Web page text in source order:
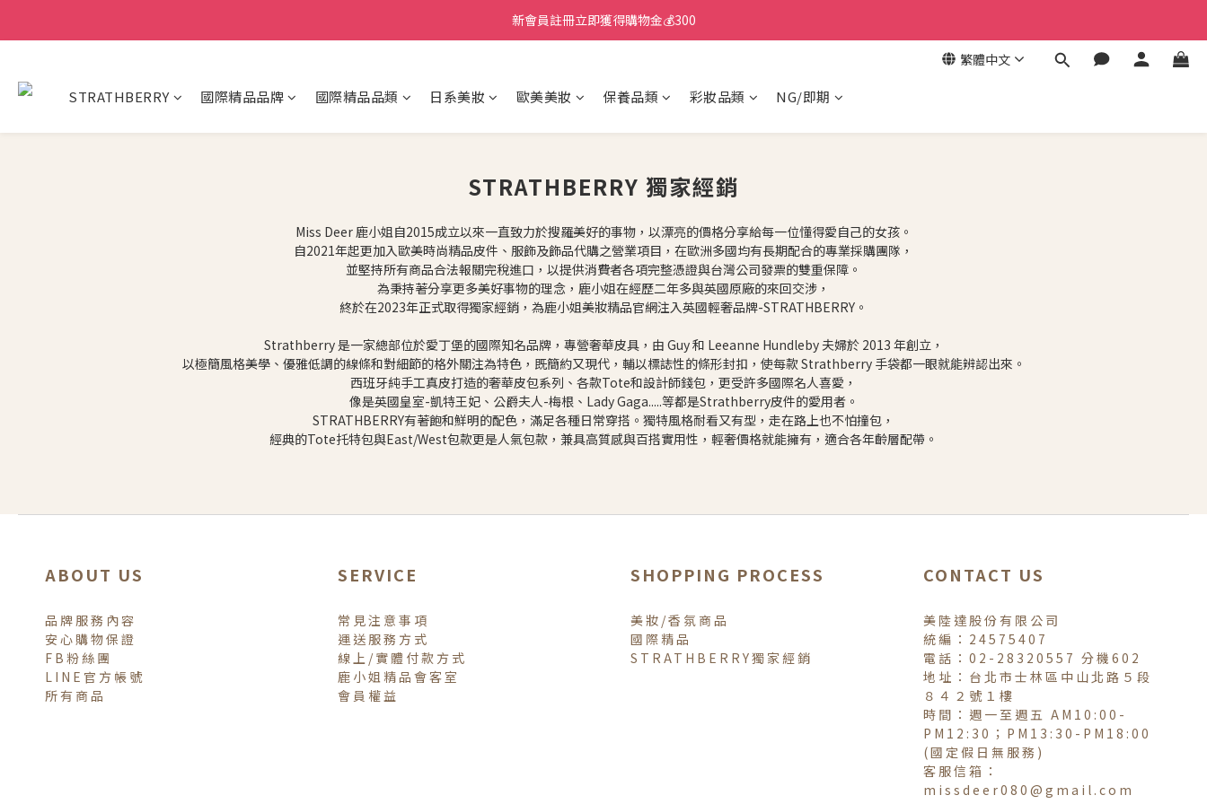
新會員註冊立即獲得購物金💰300
繁體中文
STRATHBERRY 國際精品品牌 國際精品品類 日系美妝 歐美美妝 保養品類 彩妝品類 NG/即期
STRATHBERRY 獨家經銷
Miss Deer 鹿小姐自2015成立以來一直致力於搜羅美好的事物，以漂亮的價格分享給每一位懂得愛自己的女孩。
自2021年起更加入歐美時尚精品皮件、服飾及飾品代購之營業項目，在歐洲多國均有長期配合的專業採購團隊，
並堅持所有商品合法報關完稅進口，以提供消費者各項完整憑證與台灣公司發票的雙重保障。
為秉持著分享更多美好事物的理念，鹿小姐在經歷二年多與英國原廠的來回交涉，
終於在2023年正式取得獨家經銷，為鹿小姐美妝精品官網注入英國輕奢品牌-STRATHBERRY。
Strathberry 是一家總部位於愛丁堡的國際知名品牌，專營奢華皮具，由 Guy 和 Leeanne Hundleby 夫婦於 2013 年創立，
以極簡風格美學、優雅低調的線條和對細節的格外關注為特色，既簡約又現代，輔以標誌性的條形封扣，使每款 Strathberry 手袋都一眼就能辨認出來。
西班牙純手工真皮打造的奢華皮包系列、各款Tote和設計師錢包，更受許多國際名人喜愛，
像是英國皇室-凱特王妃、公爵夫人-梅根、Lady Gaga.....等都是Strathberry皮件的愛用者。
STRATHBERRY有著飽和鮮明的配色，滿足各種日常穿搭。獨特風格耐看又有型，走在路上也不怕撞包，
經典的Tote托特包與East/West包款更是人氣包款，兼具高質感與百搭實用性，輕奢價格就能擁有，適合各年齡層配帶。
ABOUT US
品牌服務內容
安心購物保證
FB粉絲團
LINE官方帳號
所有商品
SERVICE
常見注意事項
運送服務方式
線上/實體付款方式
鹿小姐精品會客室
會員權益
SHOPPING PROCESS
美妝/香氛商品
國際精品
STRATHBERRY獨家經銷
CONTACT US
美陸達股份有限公司
統編：24575407
電話：02-28320557 分機602
地址：台北市士林區中山北路５段
８４２號１樓
時間：週一至週五 AM10:00-
PM12:30；PM13:30-PM18:00
(國定假日無服務)
客服信箱：
missdeer080@gmail.com